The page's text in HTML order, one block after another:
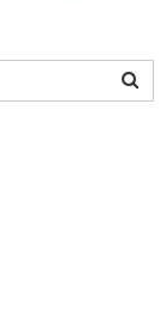
Hledat